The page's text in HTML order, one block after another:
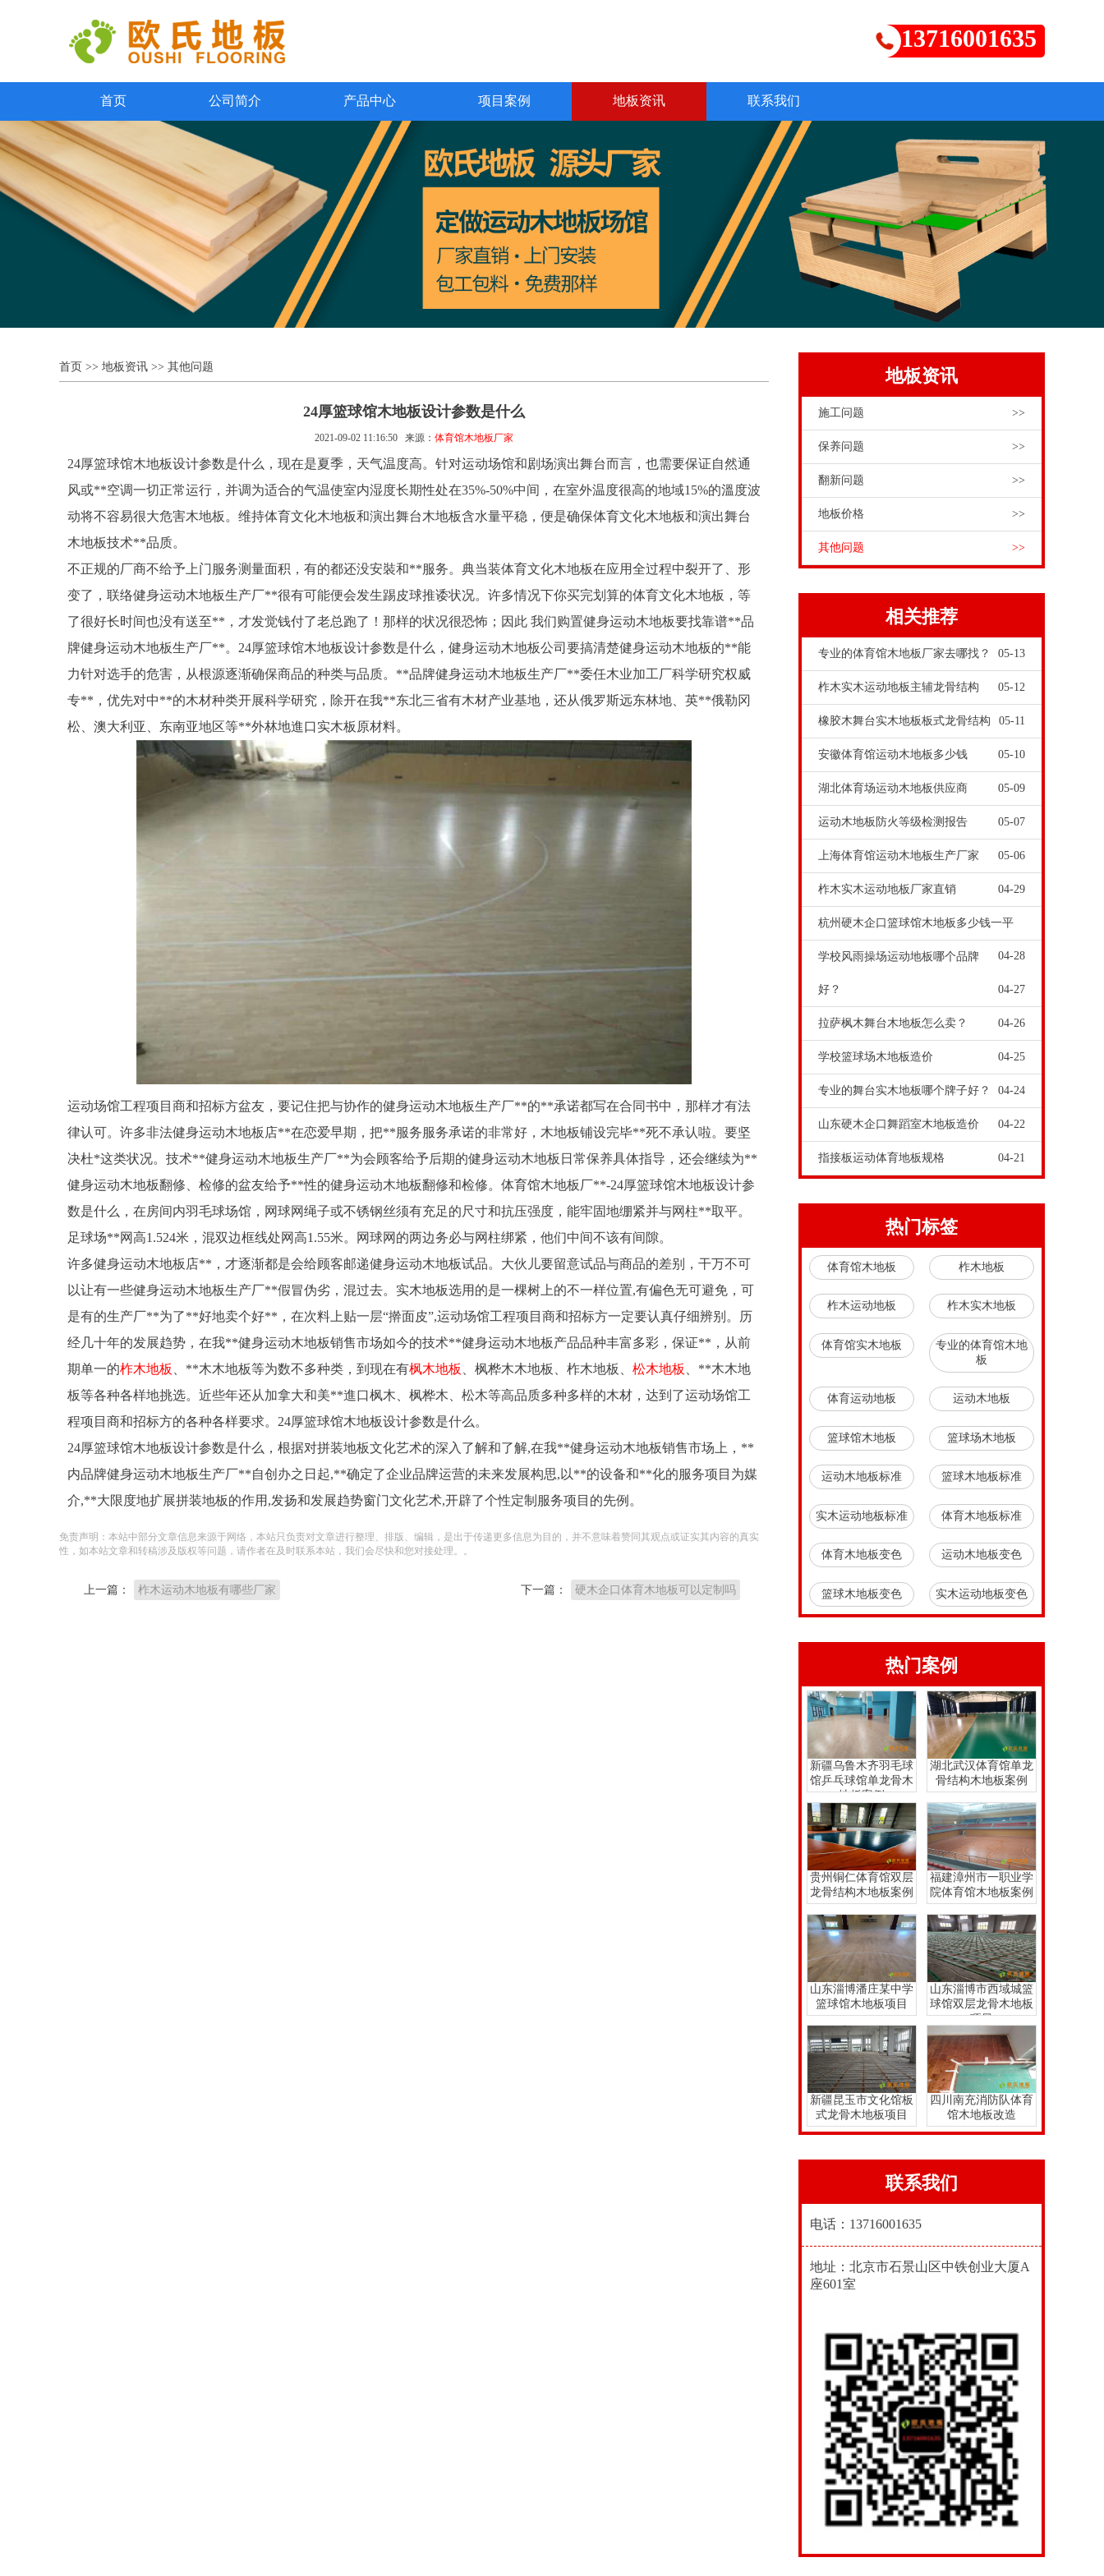
13716001635
首页 公司简介 产品中心 项目案例 地板资讯 联系我们
首页 >> 地板资讯 >> 其他问题
24厚篮球馆木地板设计参数是什么
2021-09-02 11:16:50 来源： 体育馆木地板厂家
24厚篮球馆木地板设计参数是什么，现在是夏季，天气温度高。针对运动场馆和剧场演出舞台而言，也需要保证自然通
风或**空调一切正常运行，并调为适合的气温使室内湿度长期性处在35%-50%中间，在室外温度很高的地域15%的溫度波
动将不容易很大危害木地板。维持体育文化木地板和演出舞台木地板含水量平稳，便是确保体育文化木地板和演出舞台
木地板技术**品质。
不正规的厂商不给予上门服务测量面积，有的都还没安裝和**服务。典当装体育文化木地板在应用全过程中裂开了、形
变了，联络健身运动木地板生产厂**很有可能便会发生踢皮球推诿状况。许多情况下你买完划算的体育文化木地板，等
了很好长时间也没有送至**，才发觉钱付了老总跑了！那样的状况很恐怖；因此 我们购置健身运动木地板要找靠谱**品
牌健身运动木地板生产厂**。24厚篮球馆木地板设计参数是什么，健身运动木地板公司要搞清楚健身运动木地板的**能
力针对选手的危害，从根源逐渐确保商品的种类与品质。**品牌健身运动木地板生产厂**委任木业加工厂科学研究权威
专**，优先对中**的木材种类开展科学研究，除开在我**东北三省有木材产业基地，还从俄罗斯远东林地、英**俄勒冈
松、澳大利亚、东南亚地区等**外林地進口实木板原材料。
运动场馆工程项目商和招标方盆友，要记住把与协作的健身运动木地板生产厂**的**承诺都写在合同书中，那样才有法
律认可。许多非法健身运动木地板店**在恋爱早期，把**服务服务承诺的非常好，木地板铺设完毕**死不承认啦。要坚
决杜*这类状况。技术**健身运动木地板生产厂**为会顾客给予后期的健身运动木地板日常保养具体指导，还会继续为**
健身运动木地板翻修、检修的盆友给予**性的健身运动木地板翻修和检修。体育馆木地板厂**-24厚篮球馆木地板设计参
数是什么，在房间内羽毛球场馆，网球网绳子或不锈钢丝须有充足的尺寸和抗压强度，能牢固地绷紧并与网柱**取平。
足球场**网高1.524米，混双边框线处网高1.55米。网球网的两边务必与网柱绑紧，他们中间不该有间隙。
许多健身运动木地板店**，才逐渐都是会给顾客邮递健身运动木地板试品。大伙儿要留意试品与商品的差别，干万不可
以让有一些健身运动木地板生产厂**假冒伪劣，混过去。实木地板选用的是一棵树上的不一样位置,有偏色无可避免，可
是有的生产厂**为了**好地卖个好**，在次料上贴一层“擀面皮”,运动场馆工程项目商和招标方一定要认真仔细辨别。历
经几十年的发展趋势，在我**健身运动木地板销售市场如今的技术**健身运动木地板产品品种丰富多彩，保证**，从前
期单一的柞木地板 、**木木地板等为数不多种类，到现在有枫木地板 、枫桦木木地板、柞木地板、 松木地板
、**木木地
板等各种各样地挑选。近些年还从加拿大和美**進口枫木、枫桦木、松木等高品质多种多样的木材，达到了运动场馆工
程项目商和招标方的各种各样要求。24厚篮球馆木地板设计参数是什么。
24厚篮球馆木地板设计参数是什么，根据对拼装地板文化艺术的深入了解和了解,在我**健身运动木地板销售市场上，**
内品牌健身运动木地板生产厂**自创办之日起,**确定了企业品牌运营的未来发展构思,以**的设备和**化的服务项目为媒
介,**大限度地扩展拼装地板的作用,发扬和发展趋势窗门文化艺术,开辟了个性定制服务项目的先例。
免责声明：本站中部分文章信息来源于网络，本站只负责对文章进行整理、排版、编辑，是出于传递更多信息为目的，并不意味着赞同其观点或证实其内容的真实
性，如本站文章和转稿涉及版权等问题，请作者在及时联系本站，我们会尽快和您对接处理。。
上一篇： 柞木运动木地板有哪些厂家 下一篇： 硬木企口体育木地板可以定制吗
地板资讯
施工问题 >>
保养问题 >>
翻新问题 >>
地板价格 >>
其他问题 >>
相关推荐
专业的体育馆木地板厂家去哪找？ 05-13
柞木实木运动地板主辅龙骨结构 05-12
橡胶木舞台实木地板板式龙骨结构 05-11
安徽体育馆运动木地板多少钱 05-10
湖北体育场运动木地板供应商 05-09
运动木地板防火等级检测报告 05-07
上海体育馆运动木地板生产厂家 05-06
柞木实木运动地板厂家直销 04-29
杭州硬木企口篮球馆木地板多少钱一平
04-28
学校风雨操场运动地板哪个品牌
好？ 04-27
拉萨枫木舞台木地板怎么卖？ 04-26
学校篮球场木地板造价 04-25
专业的舞台实木地板哪个牌子好？ 04-24
山东硬木企口舞蹈室木地板造价 04-22
指接板运动体育地板规格 04-21
热门标签
体育馆木地板 柞木地板
柞木运动地板 柞木实木地板
体育馆实木地板
专业的体育馆木地
板
体育运动地板 运动木地板
篮球馆木地板 篮球场木地板
运动木地板标准 篮球木地板标准
实木运动地板标准 体育木地板标准
体育木地板变色 运动木地板变色
篮球木地板变色 实木运动地板变色
热门案例
新疆乌鲁木齐羽毛球
馆乒乓球馆单龙骨木
地板案例
湖北武汉体育馆单龙
骨结构木地板案例
贵州铜仁体育馆双层
龙骨结构木地板案例
福建漳州市一职业学
院体育馆木地板案例
山东淄博潘庄某中学
篮球馆木地板项目
山东淄博市西域城篮
球馆双层龙骨木地板
项目
新疆昆玉市文化馆板
式龙骨木地板项目
四川南充消防队体育
馆木地板改造
联系我们
电话：13716001635
地址：北京市石景山区中铁创业大厦A
座601室